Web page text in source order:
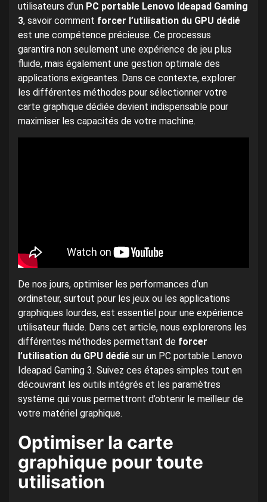
utilisateurs d’un PC portable Lenovo Ideapad Gaming
3, savoir comment forcer l’utilisation du GPU dédié
est une compétence précieuse. Ce processus
garantira non seulement une expérience de jeu plus
fluide, mais également une gestion optimale des
applications exigeantes. Dans ce contexte, explorer
les différentes méthodes pour sélectionner votre
carte graphique dédiée devient indispensable pour
maximiser les capacités de votre machine.
De nos jours, optimiser les performances d’un
ordinateur, surtout pour les jeux ou les applications
graphiques lourdes, est essentiel pour une expérience
utilisateur fluide. Dans cet article, nous explorerons les
différentes méthodes permettant de forcer
l’utilisation du GPU dédié sur un PC portable Lenovo
Ideapad Gaming 3. Suivez ces étapes simples tout en
découvrant les outils intégrés et les paramètres
système qui vous permettront d’obtenir le meilleur de
votre matériel graphique.
Optimiser la carte
graphique pour toute
utilisation